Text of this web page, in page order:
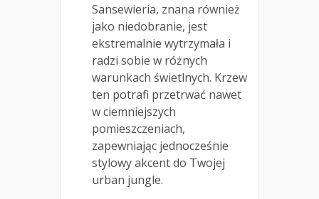
Sansewieria, znana również
jako niedobranie, jest
ekstremalnie wytrzymała i
radzi sobie w różnych
warunkach świetlnych. Krzew
ten potrafi przetrwać nawet
w ciemniejszych
pomieszczeniach,
zapewniając jednocześnie
stylowy akcent do Twojej
urban jungle.